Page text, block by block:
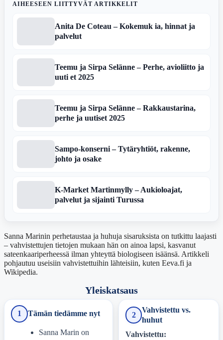
AIHEESEEN LIITTYVÄT ARTIKKELIT
Anita De Coteau – Kokemuk ia, hinnat ja
palvelut
Teemu ja Sirpa Selänne – Perhe, avioliitto ja
uuti et 2025
Teemu ja Sirpa Selänne – Rakkaustarina,
perhe ja uutiset 2025
Sampo-konserni – Tytäryhtiöt, rakenne,
johto ja osake
K‑Market Martinmylly – Aukioloajat,
palvelut ja sijainti Turussa
Sanna Marinin perhetaustaa ja huhuja sisaruksista on tutkittu laajasti
– vahvistettujen tietojen mukaan hän on ainoa lapsi, kasvanut
sateenkaariperheessä ilman yhteyttä biologiseen isäänsä. Artikkeli
pohjautuu useisiin vahvistettuihin lähteisiin, kuten Eeva.fi ja
Wikipedia.
Yleiskatsaus
1 Tämän tiedämme nyt
Sanna Marin on
2
Vahvistettu vs.
huhut
Vahvistettu: